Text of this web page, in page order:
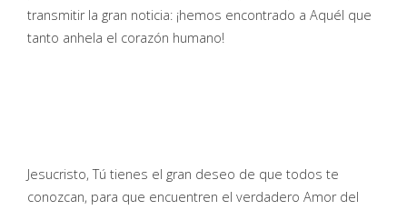
transmitir la gran noticia: ¡hemos encontrado a Aquél que
tanto anhela el corazón humano!
Jesucristo, Tú tienes el gran deseo de que todos te
conozcan, para que encuentren el verdadero Amor del